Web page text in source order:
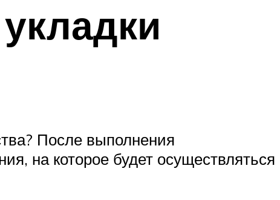
После выполнения
на которое будет осуществляться